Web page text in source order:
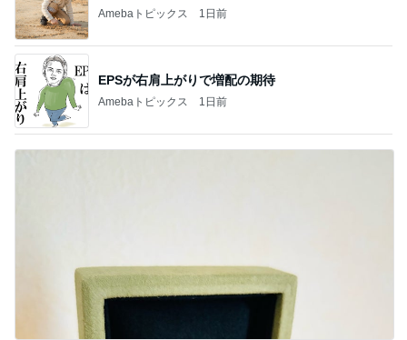
Amebaトピックス 1日前
EPSが右肩上がりで増配の期待
Amebaトピックス 1日前